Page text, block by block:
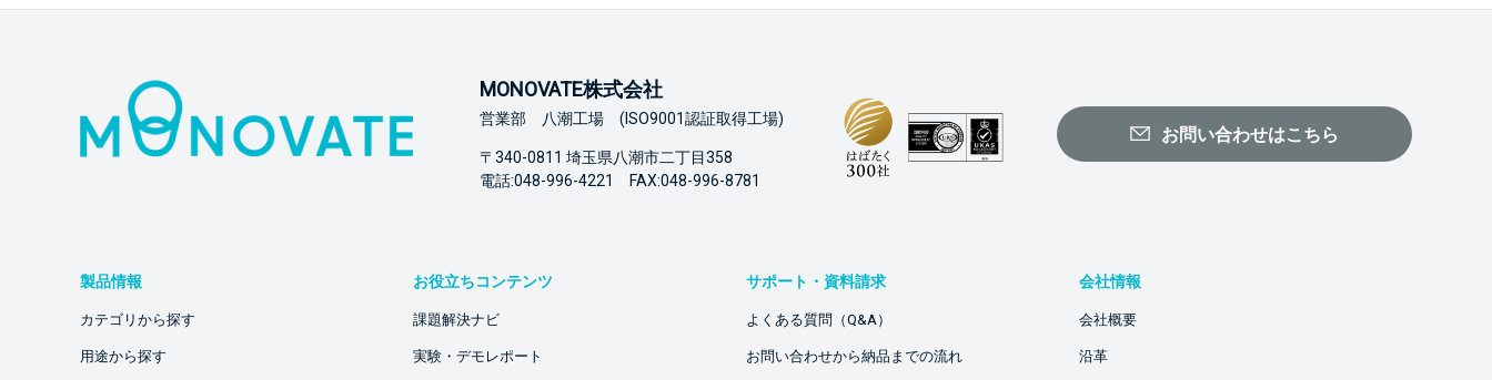
MONOVATE株式会社
営業部 八潮工場 (ISO9001認証取得工場)
〒340-0811 埼玉県八潮市二丁目358
電話:048-996-4221 FAX:048-996-8781
お問い合わせはこちら
製品情報
カテゴリから探す
用途から探す
お役立ちコンテンツ
課題解決ナビ
実験・デモレポート
サポート・資料請求
よくある質問（Q&A）
お問い合わせから納品までの流れ
会社情報
会社概要
沿革